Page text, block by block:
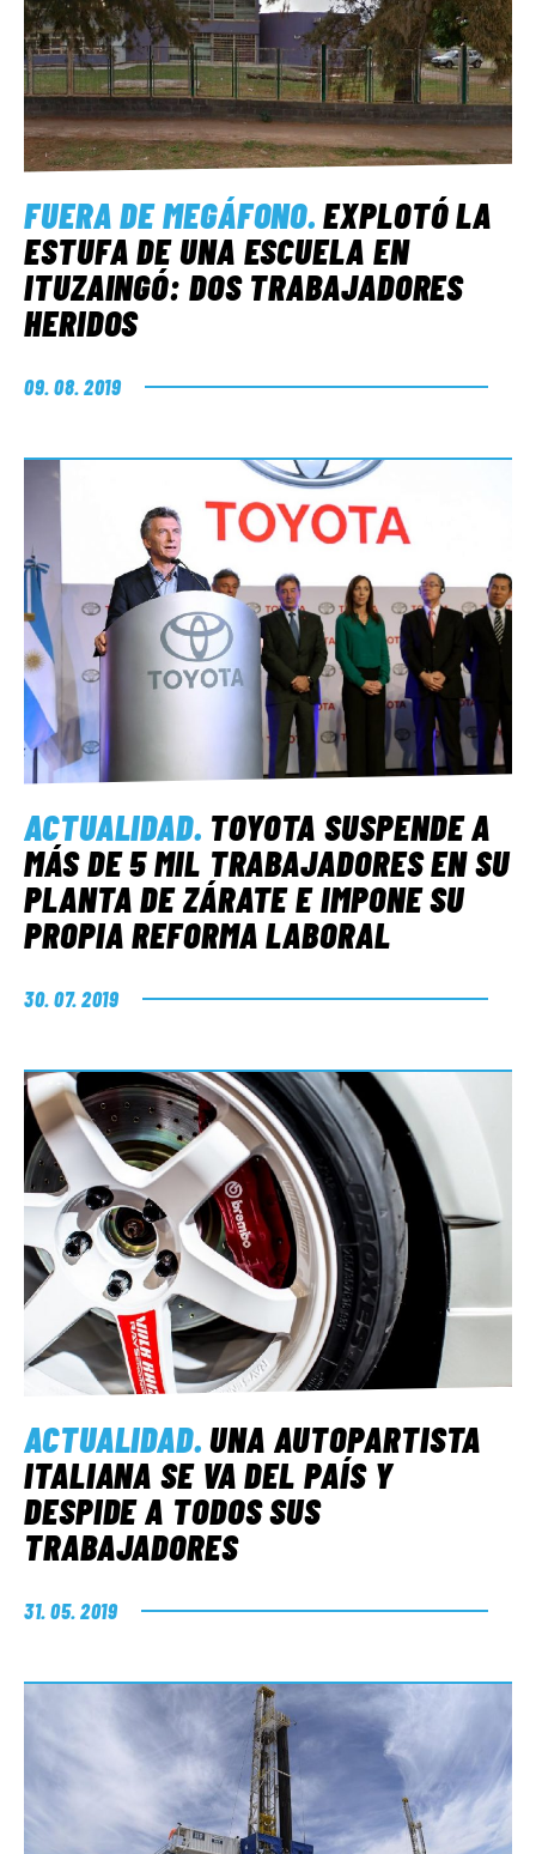
FUERA DE MEGÁFONO. EXPLOTÓ LA
ESTUFA DE UNA ESCUELA EN
ITUZAINGÓ: DOS TRABAJADORES
HERIDOS
09. 08. 2019
ACTUALIDAD. TOYOTA SUSPENDE A
MÁS DE 5 MIL TRABAJADORES EN SU
PLANTA DE ZÁRATE E IMPONE SU
PROPIA REFORMA LABORAL
30. 07. 2019
ACTUALIDAD.UNA AUTOPARTISTA
ITALIANA SE VA DEL PAÍS Y
DESPIDE A TODOS SUS
TRABAJADORES
31. 05. 2019